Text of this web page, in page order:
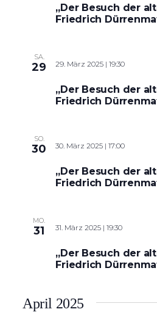
„Der Besuch der
Friedrich
SA.
29 29. März 2025 | 19:30
„Der Besuch der
Friedrich
SO.
30 30. März 2025 | 17:00
„Der Besuch der
Friedrich
MO.
31 31. März 2025 | 19:30
„Der Besuch der
Friedrich
April 2025